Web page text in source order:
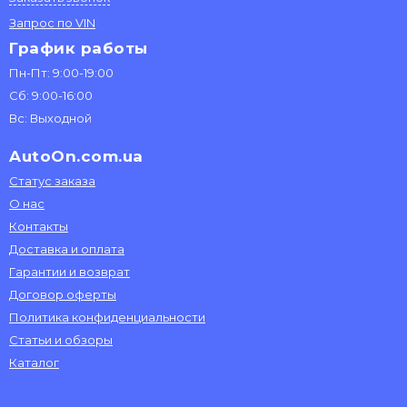
Запрос по VIN
График работы
Пн-Пт: 9:00-19:00
Сб: 9:00-16:00
Вс: Выходной
AutoOn.com.ua
Статус заказа
О нас
Контакты
Доставка и оплата
Гарантии и возврат
Договор оферты
Политика конфиденциальности
Статьи и обзоры
Каталог